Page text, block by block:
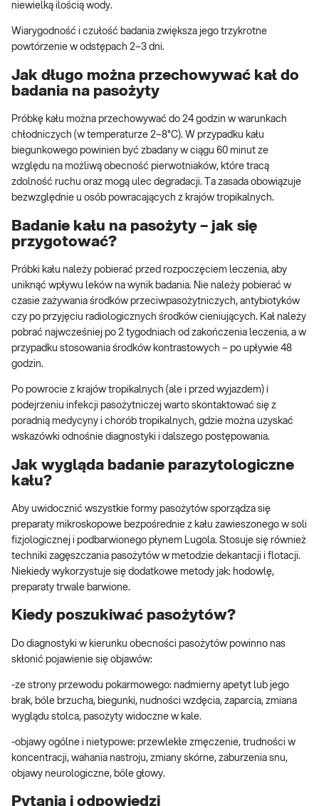
niewielką ilością wody.
Wiarygodność i czułość badania zwiększa jego trzykrotne
powtórzenie w odstępach 2–3 dni.
Jak długo można przechowywać kał do
badania na pasożyty
Próbkę kału można przechowywać do 24 godzin w warunkach
chłodniczych (w temperaturze 2–8°C). W przypadku kału
biegunkowego powinien być zbadany w ciągu 60 minut ze
względu na możliwą obecność pierwotniaków, które tracą
zdolność ruchu oraz mogą ulec degradacji. Ta zasada obowiązuje
bezwzględnie u osób powracających z krajów tropikalnych.
Badanie kału na pasożyty – jak się
przygotować?
Próbki kału należy pobierać przed rozpoczęciem leczenia, aby
uniknąć wpływu leków na wynik badania. Nie należy pobierać w
czasie zażywania środków przeciwpasożytniczych, antybiotyków
czy po przyjęciu radiologicznych środków cieniujących. Kał należy
pobrać najwcześniej po 2 tygodniach od zakończenia leczenia, a w
przypadku stosowania środków kontrastowych – po upływie 48
godzin.
Po powrocie z krajów tropikalnych (ale i przed wyjazdem) i
podejrzeniu infekcji pasożytniczej warto skontaktować się z
poradnią medycyny i chorób tropikalnych, gdzie można uzyskać
wskazówki odnośnie diagnostyki i dalszego postępowania.
Jak wygląda badanie parazytologiczne
kału?
Aby uwidocznić wszystkie formy pasożytów sporządza się
preparaty mikroskopowe bezpośrednie z kału zawieszonego w soli
fizjologicznej i podbarwionego płynem Lugola. Stosuje się również
techniki zagęszczania pasożytów w metodzie dekantacji i flotacji.
Niekiedy wykorzystuje się dodatkowe metody jak: hodowlę,
preparaty trwale barwione.
Kiedy poszukiwać pasożytów?
Do diagnostyki w kierunku obecności pasożytów powinno nas
skłonić pojawienie się objawów:
-ze strony przewodu pokarmowego: nadmierny apetyt lub jego
brak, bóle brzucha, biegunki, nudności wzdęcia, zaparcia, zmiana
wyglądu stolca, pasożyty widoczne w kale.
-objawy ogólne i nietypowe: przewlekłe zmęczenie, trudności w
koncentracji, wahania nastroju, zmiany skórne, zaburzenia snu,
objawy neurologiczne, bóle głowy.
Pytania i odpowiedzi